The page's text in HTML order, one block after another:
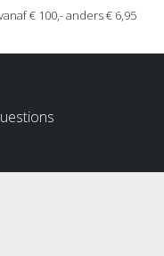
€ 100,- anders € 6,95